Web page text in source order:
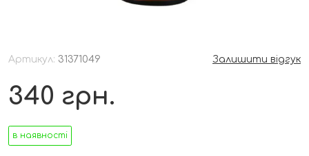
Артикул: 31371049 Залишити відгук
340 грн.
в наявності